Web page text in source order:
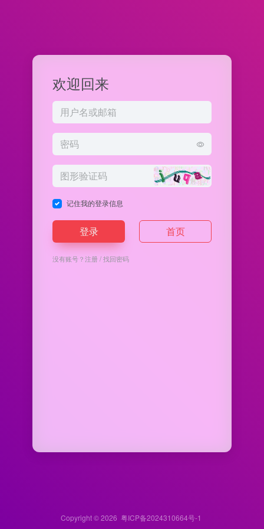
欢迎回来
记住我的登录信息
登录 首页
没有账号？注册/找回密码
Copyright © 2026 粤ICP备2024310664号-1